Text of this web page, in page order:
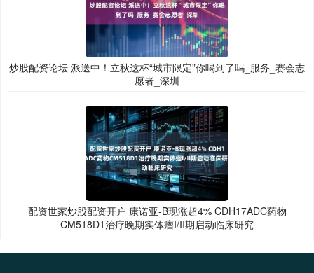
炒股配资论坛 派送中！立秋这杯“城市限定”你喝到了吗_服务_赛会志
愿者_深圳
配资世家炒股配资开户 康诺亚-B现涨超4% CDH17ADC药物
CM518D1治疗晚期实体瘤I/II期启动临床研究